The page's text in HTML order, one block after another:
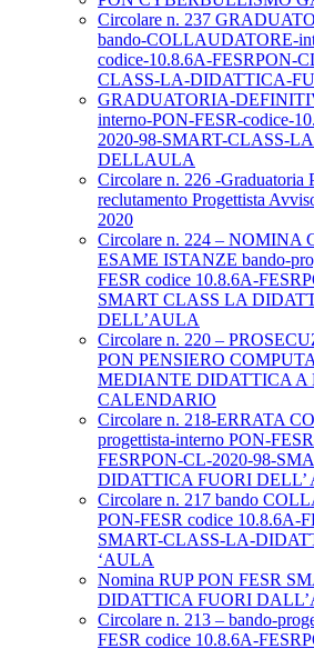
Circolare n. 237
bando-COLLAUDATORE-
codice-10.8.6A-FESRPON-
CLASS-LA-DIDATTICA-
GRADUATORIA-
interno-PON-FESR-codice-
2020-98-SMART-CLASS-
DELLAULA
Circolare n. 226 -Graduatoria
reclutamento Progettista
2020
Circolare n. 224 – NOMINA
ESAME ISTANZE bando-
FESR codice 10.8.6A-
SMART CLASS LA
DELL’AULA
Circolare n. 220 –
PON PENSIERO
MEDIANTE DIDATTICA A
CALENDARIO
Circolare n. 218-ERRATA
progettista-interno PON-
FESRPON-CL-2020-98-
DIDATTICA FUORI DELL’
Circolare n. 217 bando
PON-FESR codice 10.8.6A-
SMART-CLASS-LA-
‘AULA
Nomina RUP PON FESR
DIDATTICA FUORI
Circolare n. 213 – bando-
FESR codice 10.8.6A-